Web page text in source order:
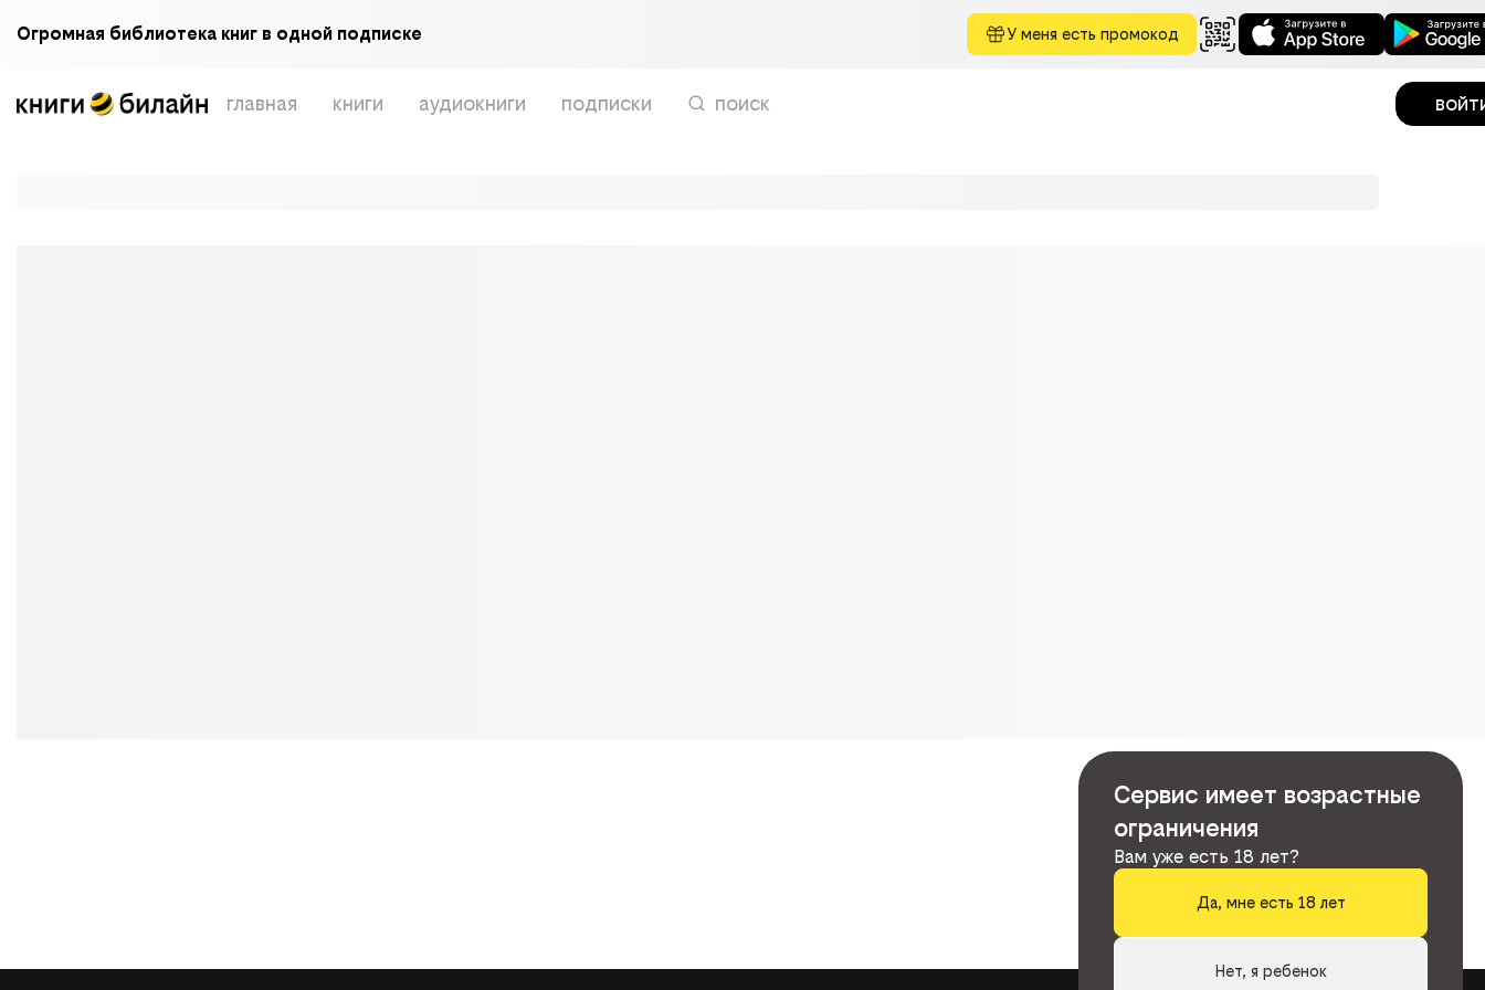
Огромная библиотека книг в одной подписке У меня есть промокод
главная книги аудиокниги подписки поиск
Сервис имеет возрастные
ограничения
Вам уже есть 18 лет?
Да, мне есть 18 лет
Нет, я ребенок